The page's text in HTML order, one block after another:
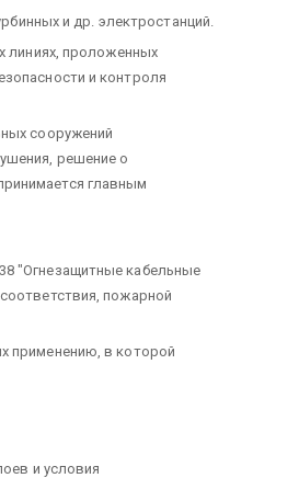
и др. электростанций.
линиях, проложенных
и контроля
сооружений
решение о
главным
"Огнезащитные кабельные
пожарной
применению, в которой
и условия